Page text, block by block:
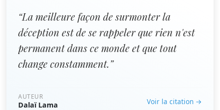
“La meilleure façon de surmonter la
déception est de se rappeler que rien n'est
permanent dans ce monde et que tout
change constamment.”
AUTEUR
Dalaï Lama Voir la citation →